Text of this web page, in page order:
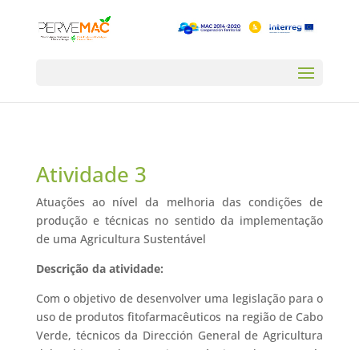
Atividade 3
Atuações ao nível da melhoria das condições de
produção e técnicas no sentido da implementação
de uma Agricultura Sustentável
Descrição da atividade:
Com o objetivo de desenvolver uma legislação para o
uso de produtos fitofarmacêuticos na região de Cabo
Verde, técnicos da Dirección General de Agricultura